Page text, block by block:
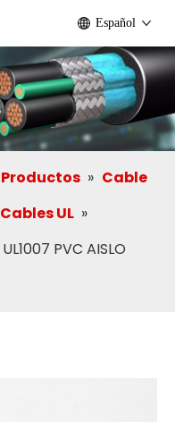
Español
Productos » Cable
Cables UL »
UL1007 PVC AISLO